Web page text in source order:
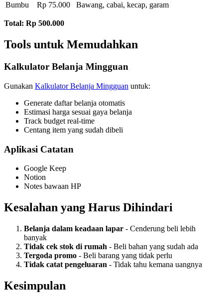
Bumbu
Rp 75.000 Bawang, cabai, kecap, garam
Total: Rp 500.000
Tools untuk Memudahkan
Kalkulator Belanja Mingguan
Gunakan Kalkulator Belanja Mingguan untuk:
Generate daftar belanja otomatis
Estimasi harga sesuai gaya belanja
Track budget real-time
Centang item yang sudah dibeli
Aplikasi Catatan
Google Keep
Notion
Notes bawaan HP
Kesalahan yang Harus Dihindari
Belanja dalam keadaan lapar - Cenderung beli lebih
banyak
Tidak cek stok di rumah - Beli bahan yang sudah ada
Tergoda promo - Beli barang yang tidak perlu
Tidak catat pengeluaran - Tidak tahu kemana uangnya
Kesimpulan